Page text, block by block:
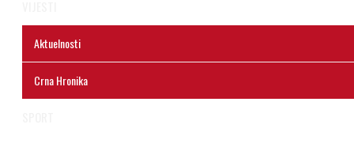
Aktuelnosti
Crna Hronika